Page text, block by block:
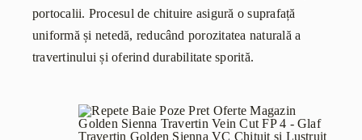
portocalii. Procesul de chituire asigură o suprafață
uniformă și netedă, reducând porozitatea naturală a
travertinului și oferind durabilitate sporită.